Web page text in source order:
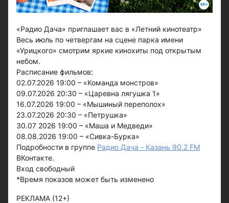
«Радио Дача» приглашает вас в «Летний кинотеатр»
Весь июль по четвергам на сцене парка имени
«Урицкого» смотрим яркие кинохиты под открытым
небом.
Расписание фильмов:
02.07.2026 19:00 – «Команда монстров»
09.07.2026 20:30 – «Царевна лягушка 1»
16.07.2026 19:00 – «Мышиный переполох»
23.07.2026 20:30 – «Петрушка»
30.07 2026 19:00 – «Маша и Медведи»
08.08.2026 19:00 – «Сивка-Бурка»
Подробности в группе Радио Дача - Казань 90.2 FM
ВКонтакте.
Вход свободный
*Время показов может быть изменено
РЕКЛАМА (12+)